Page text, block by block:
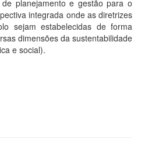
planejamento e gestão para o
integrada onde as diretrizes
sejam estabelecidas de forma
dimensões da sustentabilidade
e social).